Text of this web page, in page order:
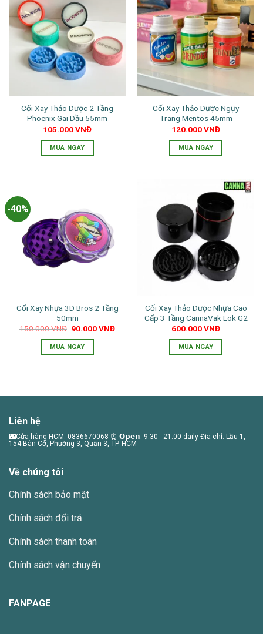
Cối Xay Thảo Dược 2 Tầng
Phoenix Gai Dầu 55mm
105.000VNĐ
MUA NGAY
nhiều
biến
thể.
Các
tùy
được
chọn
trên
trang
sản
Cối Xay Thảo Dược Ngụy
Trang Mentos 45mm
120.000VNĐ
MUA NGAY
-40%
Cối Xay Nhựa 3D Bros 2 Tầng
50mm
150.000VNĐ Giá
là:
150.000 VNĐ.
90.000VNĐGiá
MUA NGAY
có
thể.
Các
thể
chọn
trang
phẩm
Cối Xay Thảo Dược Nhựa Cao
Cấp 3 Tầng CannaVak Lok G2
600.000VNĐ
MUA NGAY
Liên hệ
🌃Cửa hàng HCM: 0836670068 ⏰ 𝗢𝗽𝗲𝗻: 9:30 - 21:00 daily Địa chỉ: Lầu 1,
154 Bàn Cờ, Phường 3, Quận 3, TP. HCM
Về chúng tôi
Chính sách bảo mật
Chính sách đổi trả
Chính sách thanh toán
Chính sách vận chuyển
FANPAGE